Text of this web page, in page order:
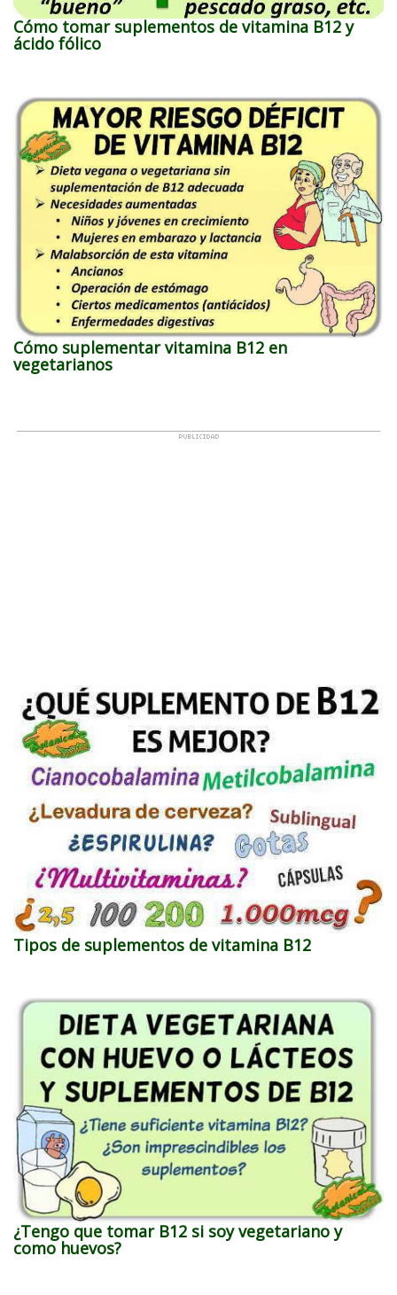
Cómo tomar suplementos de vitamina B12 y
ácido fólico
Cómo suplementar vitamina B12 en
vegetarianos
Tipos de suplementos de vitamina B12
¿Tengo que tomar B12 si soy vegetariano y
como huevos?